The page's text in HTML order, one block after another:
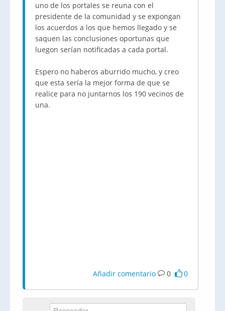
uno de los portales se reuna con el
presidente de la comunidad y se expongan
los acuerdos a los que hemos llegado y se
saquen las conclusiones oportunas que
luegon serían notificadas a cada portal.
Espero no haberos aburrido mucho, y creo
que esta sería la mejor forma de que se
realice para no juntarnos los 190 vecinos de
una.
Añadir comentario 0 0